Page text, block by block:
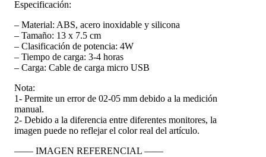
Especificación:
– Material: ABS, acero inoxidable y silicona
– Tamaño: 13 x 7.5 cm
– Clasificación de potencia: 4W
– Tiempo de carga: 3-4 horas
– Carga: Cable de carga micro USB
Nota:
1- Permite un error de 02-05 mm debido a la medición
manual.
2- Debido a la diferencia entre diferentes monitores, la
imagen puede no reflejar el color real del artículo.
—— IMAGEN REFERENCIAL ——